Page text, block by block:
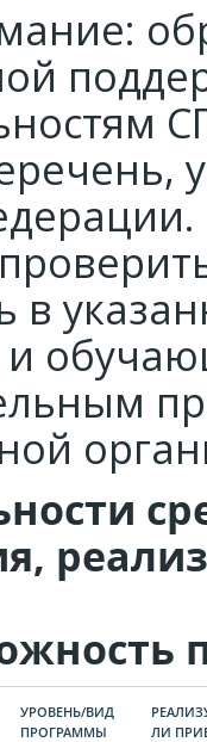
в
и
УРОВЕНЬ/ВИД
ПРОГРАММЫ
ЛИ